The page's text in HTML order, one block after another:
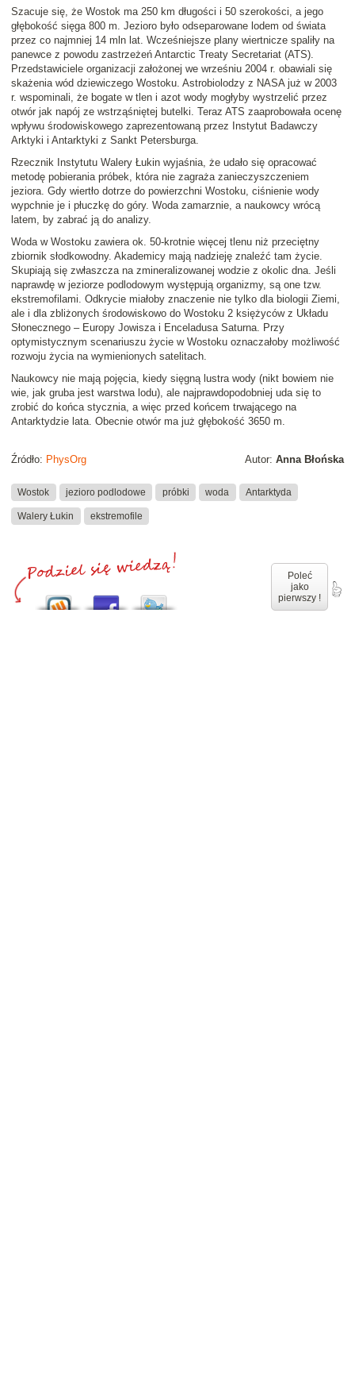
Szacuje się, że Wostok ma 250 km długości i 50 szerokości, a jego
głębokość sięga 800 m. Jezioro było odseparowane lodem od świata
przez co najmniej 14 mln lat. Wcześniejsze plany wiertnicze spaliły na
panewce z powodu zastrzeżeń Antarctic Treaty Secretariat (ATS).
Przedstawiciele organizacji założonej we wrześniu 2004 r. obawiali się
skażenia wód dziewiczego Wostoku. Astrobiolodzy z NASA już w 2003
r. wspominali, że bogate w tlen i azot wody mogłyby wystrzelić przez
otwór jak napój ze wstrząśniętej butelki. Teraz ATS zaaprobowała ocenę
wpływu środowiskowego zaprezentowaną przez Instytut Badawczy
Arktyki i Antarktyki z Sankt Petersburga.
Rzecznik Instytutu Walery Łukin wyjaśnia, że udało się opracować
metodę pobierania próbek, która nie zagraża zanieczyszczeniem
jeziora. Gdy wiertło dotrze do powierzchni Wostoku, ciśnienie wody
wypchnie je i płuczkę do góry. Woda zamarznie, a naukowcy wrócą
latem, by zabrać ją do analizy.
Woda w Wostoku zawiera ok. 50-krotnie więcej tlenu niż przeciętny
zbiornik słodkowodny. Akademicy mają nadzieję znaleźć tam życie.
Skupiają się zwłaszcza na zmineralizowanej wodzie z okolic dna. Jeśli
naprawdę w jeziorze podlodowym występują organizmy, są one tzw.
ekstremofilami. Odkrycie miałoby znaczenie nie tylko dla biologii Ziemi,
ale i dla zbliżonych środowiskowo do Wostoku 2 księżyców z Układu
Słonecznego – Europy Jowisza i Enceladusa Saturna. Przy
optymistycznym scenariuszu życie w Wostoku oznaczałoby możliwość
rozwoju życia na wymienionych satelitach.
Naukowcy nie mają pojęcia, kiedy sięgną lustra wody (nikt bowiem nie
wie, jak gruba jest warstwa lodu), ale najprawdopodobniej uda się to
zrobić do końca stycznia, a więc przed końcem trwającego na
Antarktydzie lata. Obecnie otwór ma już głębokość 3650 m.
Autor: Anna Błońska
Źródło: PhysOrg
Wostok jezioro podlodowe próbki woda Antarktyda
Walery Łukin ekstremofile
Poleć
jako
pierwszy !